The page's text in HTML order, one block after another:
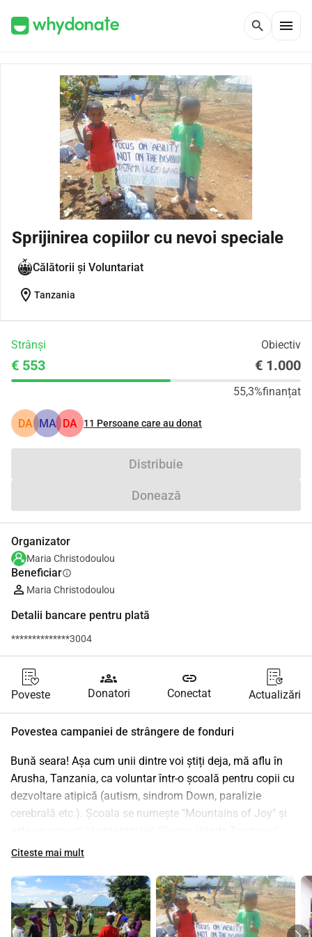
search menu
Sprijinirea copiilor cu nevoi speciale
Călătorii și Voluntariat
location_on Tanzania
Strânși Obiectiv
€ 553 € 1.000
55,3%finanțat
DA MA DA 11 Persoane care au donat
Distribuie
Donează
Organizator
Maria Christodoulou
Beneficiarinfo
Maria Christodoulou
Detalii bancare pentru plată
**************3004
Poveste
groups
Donatori
link
Conectat Actualizări
Povestea campaniei de strângere de fonduri
Bună seara! Așa cum unii dintre voi știți deja, mă aflu în
Arusha, Tanzania, ca voluntar într-o școală pentru copii cu
dezvoltare atipică (autism, sindrom Down, paralizie
cerebrală etc.). Școala se numește "Mountains of Joy" și
Mountains of Joy nu este finanțată de guvernul Tanzaniei.
Este o inițiativă a unei persoane care, în ciuda dificultăților
cu care se confruntă zilnic un cetățean al acestei țări, a
Citeste mai mult